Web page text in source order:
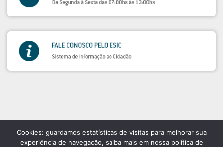
Cookies: guardamos estatísticas de visitas para melhorar sua
experiência de navegação, saiba mais em nossa política de